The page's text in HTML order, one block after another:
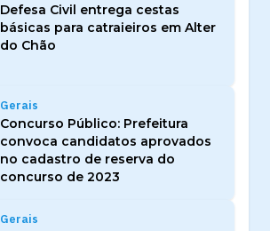
Defesa Civil entrega cestas
básicas para catraieiros em Alter
do Chão
Gerais
Concurso Público: Prefeitura
convoca candidatos aprovados
no cadastro de reserva do
concurso de 2023
Gerais